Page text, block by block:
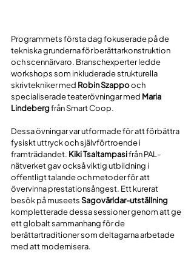
Programmets första dag fokuserade på de
tekniska grunderna för berättarkonstruktion
och scennärvaro. Branschexperter ledde
workshops som inkluderade strukturella
skrivtekniker med Robin Szappo och
specialiserade teaterövningar med Maria
Lindeberg från Smart Coop.
Dessa övningar var utformade för att förbättra
fysiskt uttryck och självförtroende i
framträdandet. Kiki Tsaltampasi från PAL-
nätverket gav också viktig utbildning i
offentligt talande och metoder för att
övervinna prestationsångest. Ett kurerat
besök på museets Sagovärldar-utställning
kompletterade dessa sessioner genom att ge
ett globalt sammanhang för de
berättartraditioner som deltagarna arbetade
med att modernisera.